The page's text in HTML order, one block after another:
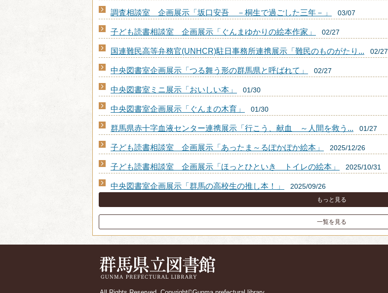
調査相談室 企画展示「坂口安吾 －桐生で過ごした三年－」 03/07
子ども読書相談室 企画展示「ぐんまゆかりの絵本作家」 02/27
国連難民高等弁務官(UNHCR)駐日事務所連携展示「難民のものがたり... 02/27
中央図書室企画展示「つる舞う形の群馬県と呼ばれて」 02/27
中央図書室ミニ展示「おいしい本」 01/30
中央図書室企画展示「ぐんまの木育」 01/30
群馬県赤十字血液センター連携展示「行こう、献血 ～人間を救う... 01/27
子ども読書相談室 企画展示「あったま～るぽかぽか絵本」 2025/12/26
子ども読書相談室 企画展示「ほっとひといき トイレの絵本」 2025/10/31
中央図書室企画展示「群馬の高校生の推し本！」 2025/09/26
もっと見る
一覧を見る